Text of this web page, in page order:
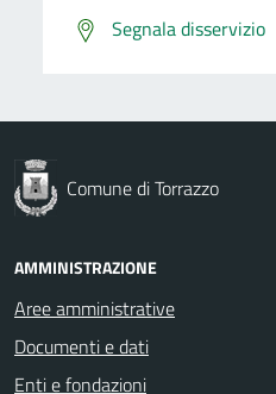
Segnala disservizio
Comune di Torrazzo
AMMINISTRAZIONE
Aree amministrative
Documenti e dati
Enti e fondazioni